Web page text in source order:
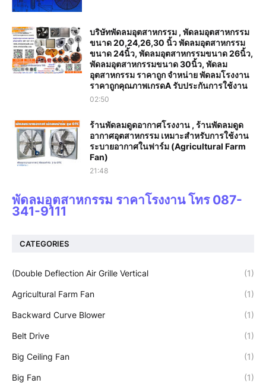
บริษัทพัดลมอุตสาหกรรม , พัดลมอุตสาหกรรม
ขนาด 20,24,26,30 นิ้ว พัดลมอุตสาหกรรม
ขนาด 24นิ้ว, พัดลมอุตสาหกรรมขนาด 26นิ้ว,
พัดลมอุตสาหกรรมขนาด 30นิ้ว, พัดลม
อุตสาหกรรม ราคาถูก จำหน่าย พัดลมโรงงาน
ราคาถูกคุณภาพเกรดA รับประกันการใช้งาน‎
02:50
ร้านพัดลมดูดอากาศโรงงาน , ร้านพัดลมดูด
อากาศอุตสาหกรรม เหมาะสำหรับการใช้งาน
ระบายอากาศในฟาร์ม (Agricultural Farm
Fan)
21:48
พัดลมอุตสาหกรรม ราคาโรงงาน โทร 087-
341-9111
CATEGORIES
(Double Deflection Air Grille Vertical (1)
Agricultural Farm Fan (1)
Backward Curve Blower (1)
Belt Drive (1)
Big Ceiling Fan (1)
Big Fan (1)